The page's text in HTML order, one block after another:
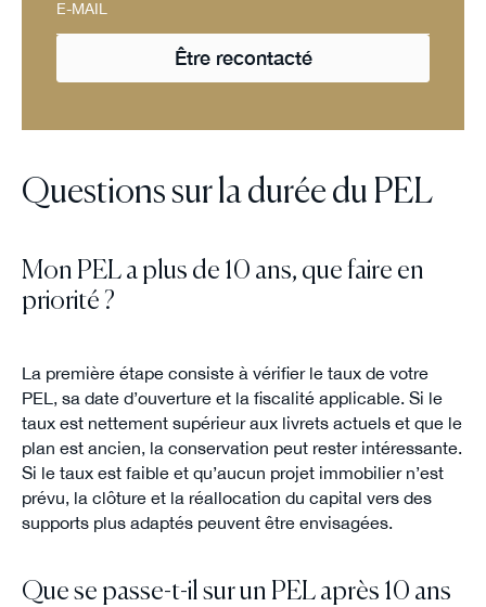
Questions sur la durée du PEL
Mon PEL a plus de 10 ans, que faire en
priorité ?
La première étape consiste à vérifier le taux de votre
PEL, sa date d’ouverture et la fiscalité applicable. Si le
taux est nettement supérieur aux livrets actuels et que le
plan est ancien, la conservation peut rester intéressante.
Si le taux est faible et qu’aucun projet immobilier n’est
prévu, la clôture et la réallocation du capital vers des
supports plus adaptés peuvent être envisagées.
Que se passe-t-il sur un PEL après 10 ans